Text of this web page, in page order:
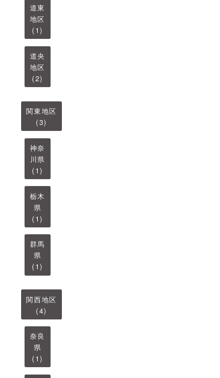
道東
地区
(1)
道央
地区
(2)
関東地区
(3)
神奈
川県
(1)
栃木
県
(1)
群馬
県
(1)
関西地区
(4)
奈良
県
(1)